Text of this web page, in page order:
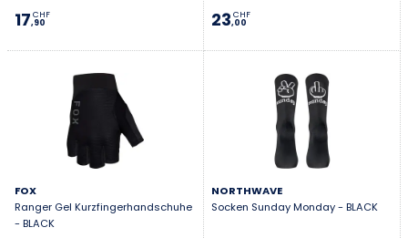
17,90
CHF 23,00
CHF
FOX
Ranger Gel Kurzfingerhandschuhe
- BLACK
NORTHWAVE
Socken Sunday Monday - BLACK